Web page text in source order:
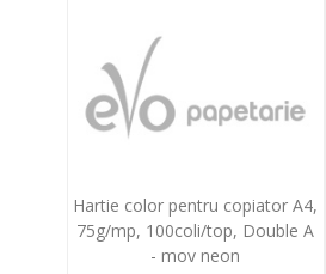
Hartie color pentru copiator A4,
75g/mp, 100coli/top, Double A
- mov neon